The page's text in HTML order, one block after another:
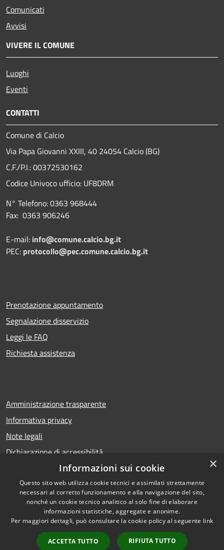
Comunicati
Avvisi
VIVERE IL COMUNE
Luoghi
Eventi
CONTATTI
Comune di Calcio
Via Papa Giovanni XXIII, 40 24054 Calcio (BG)
C.F./P.I.: 00372530162
Codice Univoco ufficio: UF8DRM
N° Telefono: 0363 968444
Fax: 0363 906246
E-mail: info@comune.calcio.bg.it
PEC: protocollo@pec.comune.calcio.bg.it
Prenotazione appuntamento
Segnalazione disservizio
Leggi le FAQ
Richiesta assistenza
Amministrazione trasparente
Informativa privacy
Note legali
Dichiarazione di accessibilità
RSS
Accessibilità
Privacy
Mappa del sito
Copyright © 2026 • Comune di
Calcio • Powered by
Municipium•Accesso
redazione
×
Informazioni sui cookie
Questo sito web utilizza cookie tecnici e assimilati strettamente
necessari al corretto funzionamento e alla navigazione del sito,
nonché un cookie tecnico analitico al solo fine di elaborare
informazioni statistiche, aggregate e anonime.
Per maggiori dettagli, può consultare la cookie policy al seguente link
ACCETTA TUTTO RIFIUTA TUTTO